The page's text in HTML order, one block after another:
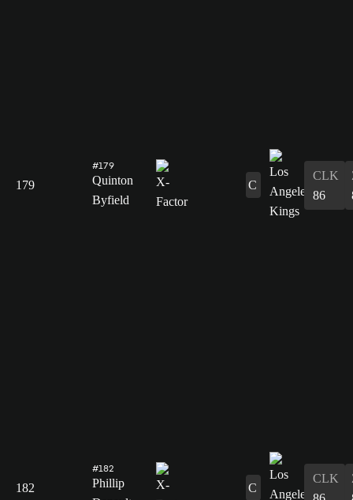
179
#179
Quinton
Byfield
C
CLK
86
182
#182
Phillip
C
CLK